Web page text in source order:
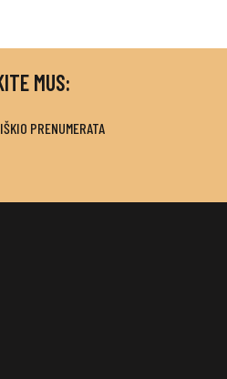
MUS:
PRENUMERATA